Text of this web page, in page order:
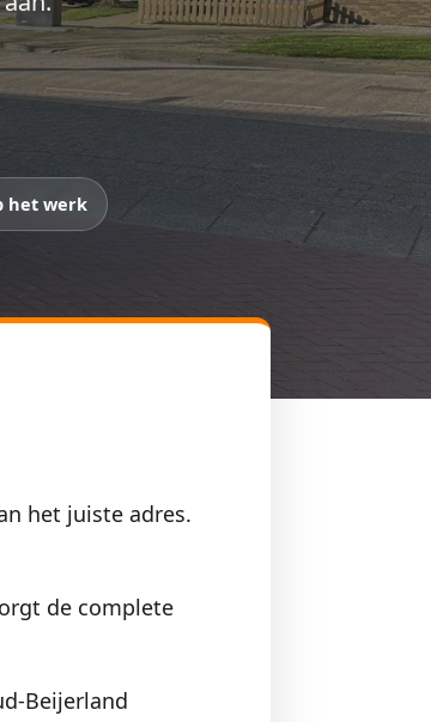
het werk
het juiste adres.
de complete
Beijerland